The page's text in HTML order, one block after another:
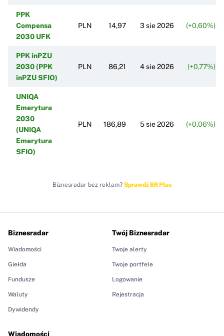
PPK
Compensa
2030 UFK
PLN 14,97 3 sie 2026 (+0,60%)
PPK inPZU
2030 (PPK
inPZU SFIO)
PLN 86,21 4 sie 2026 (+0,77%)
UNIQA
Emerytura
2030
(UNIQA
Emerytura
SFIO)
PLN 186,89 5 sie 2026 (+0,06%)
Biznesradar bez reklam? Sprawdź BR Plus
Biznesradar
Wiadomości
Giełda
Fundusze
Waluty
Dywidendy
Wiadomości
Twój Biznesradar
Twoje alerty
Twoje portfele
Logowanie
Rejestracja